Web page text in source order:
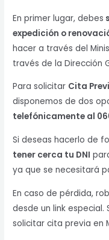
En primer lugar, debes
expedición o
hacer a través del
través de la Dirección
Para solicitar Cita
disponemos de dos
telefónicamente al
Si deseas hacerlo de
tener cerca tu DNI
ya que se necesitará
En caso de pérdida,
desde un link especial.
solicitar cita previa en